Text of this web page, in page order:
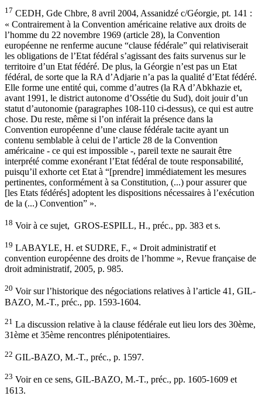
17 CEDH, Gde Chbre, 8 avril 2004, Assanidzé c/Géorgie, pt. 141 :
« Contrairement à la Convention américaine relative aux droits de
l’homme du 22 novembre 1969 (article 28), la Convention
européenne ne renferme aucune “clause fédérale” qui relativiserait
les obligations de l’Etat fédéral s’agissant des faits survenus sur le
territoire d’un Etat fédéré. De plus, la Géorgie n’est pas un Etat
fédéral, de sorte que la RA d’Adjarie n’a pas la qualité d’Etat fédéré.
Elle forme une entité qui, comme d’autres (la RA d’Abkhazie et,
avant 1991, le district autonome d’Ossétie du Sud), doit jouir d’un
statut d’autonomie (paragraphes 108-110 ci-dessus), ce qui est autre
chose. Du reste, même si l’on inférait la présence dans la
Convention européenne d’une clause fédérale tacite ayant un
contenu semblable à celui de l’article 28 de la Convention
américaine - ce qui est impossible -, pareil texte ne saurait être
interprété comme exonérant l’Etat fédéral de toute responsabilité,
puisqu’il exhorte cet Etat à “[prendre] immédiatement les mesures
pertinentes, conformément à sa Constitution, (...) pour assurer que
[les Etats fédérés] adoptent les dispositions nécessaires à l’exécution
de la (...) Convention” ».
18 Voir à ce sujet, GROS-ESPILL, H., préc., pp. 383 et s.
19 LABAYLE, H. et SUDRE, F., « Droit administratif et
convention européenne des droits de l’homme », Revue française de
droit administratif, 2005, p. 985.
20 Voir sur l’historique des négociations relatives à l’article 41, GIL-
BAZO, M.-T., préc., pp. 1593-1604.
21 La discussion relative à la clause fédérale eut lieu lors des 30ème,
31ème et 35ème rencontres plénipotentiaires.
22 GIL-BAZO, M.-T., préc., p. 1597.
23 Voir en ce sens, GIL-BAZO, M.-T., préc., pp. 1605-1609 et
1613.